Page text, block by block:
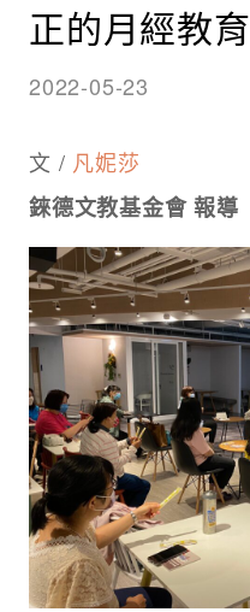
正的月經教育
2022-05-23
文 / 凡妮莎
錸德文教基金會 報導